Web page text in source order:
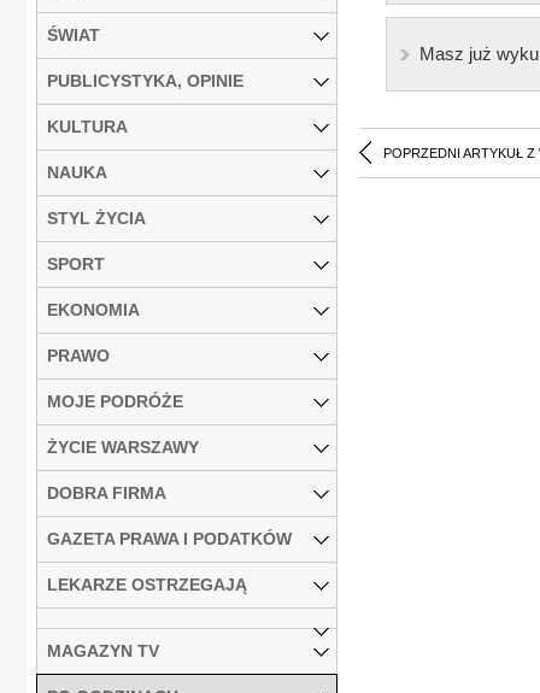
Masz już
POPRZEDNI ARTYKUŁ Z
ŚWIAT
PUBLICYSTYKA, OPINIE
KULTURA
NAUKA
STYL ŻYCIA
SPORT
EKONOMIA
PRAWO
MOJE PODRÓŻE
ŻYCIE WARSZAWY
DOBRA FIRMA
GAZETA PRAWA I PODATKÓW
LEKARZE OSTRZEGAJĄ
MAGAZYN TV